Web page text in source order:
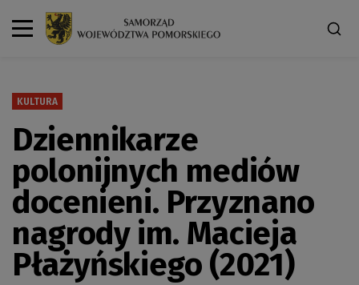
KULTURA
Dziennikarze
polonijnych mediów
docenieni. Przyznano
nagrody im. Macieja
Płażyńskiego (2021)